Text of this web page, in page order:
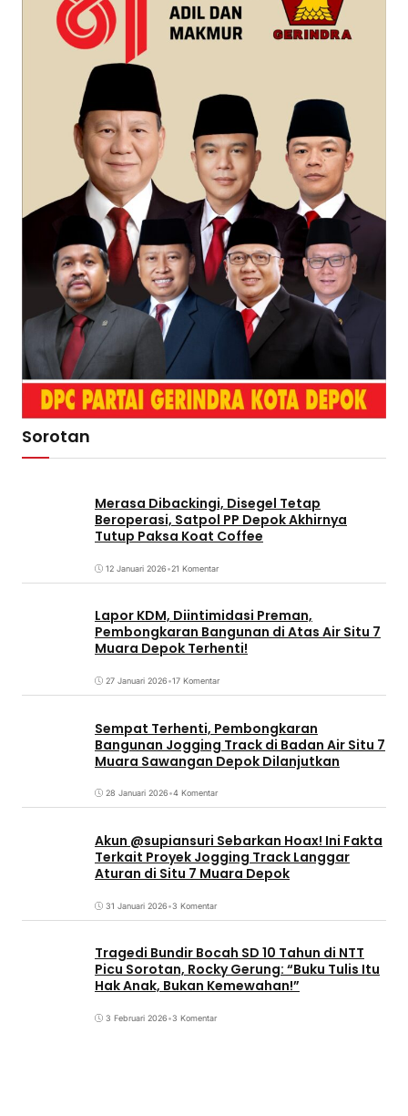
Sorotan
Merasa Dibackingi, Disegel Tetap
Beroperasi, Satpol PP Depok Akhirnya
Tutup Paksa Koat Coffee
12 Januari 2026•21 Komentar
Lapor KDM, Diintimidasi Preman,
Pembongkaran Bangunan di Atas Air Situ 7
Muara Depok Terhenti!
27 Januari 2026•17 Komentar
Sempat Terhenti, Pembongkaran
Bangunan Jogging Track di Badan Air Situ 7
Muara Sawangan Depok Dilanjutkan
28 Januari 2026•4 Komentar
Akun @supiansuri Sebarkan Hoax! Ini Fakta
Terkait Proyek Jogging Track Langgar
Aturan di Situ 7 Muara Depok
31 Januari 2026•3 Komentar
Tragedi Bundir Bocah SD 10 Tahun di NTT
Picu Sorotan, Rocky Gerung: “Buku Tulis Itu
Hak Anak, Bukan Kemewahan!”
3 Februari 2026•3 Komentar